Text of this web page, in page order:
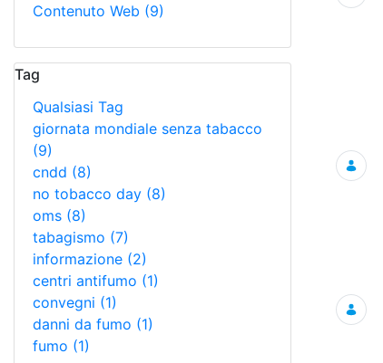
Contenuto Web (9)
Tag
Qualsiasi Tag
giornata mondiale senza tabacco
(9)
cndd (8)
no tobacco day (8)
oms (8)
tabagismo (7)
informazione (2)
centri antifumo (1)
convegni (1)
danni da fumo (1)
fumo (1)